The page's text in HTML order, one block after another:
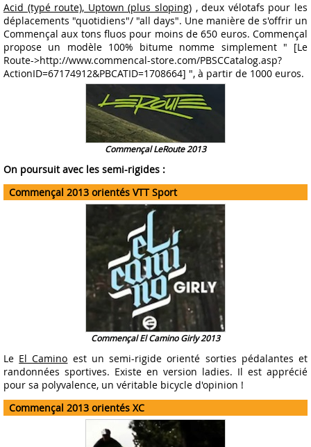
Acid (typé route), Uptown (plus sloping) , deux vélotafs pour les
déplacements "quotidiens"/ "all days". Une manière de s'offrir un
Commençal aux tons fluos pour moins de 650 euros. Commençal
propose un modèle 100% bitume nomme simplement " [Le
Route->http://www.commencal-store.com/PBSCCatalog.asp?
ActionID=67174912&PBCATID=1708664] ", à partir de 1000 euros.
Commençal LeRoute 2013
On poursuit avec les semi-rigides :
Commençal 2013 orientés VTT Sport
Commençal El Camino Girly 2013
Le El Camino est un semi-rigide orienté sorties pédalantes et
randonnées sportives. Existe en version ladies. Il est apprécié
pour sa polyvalence, un véritable bicycle d'opinion !
Commençal 2013 orientés XC